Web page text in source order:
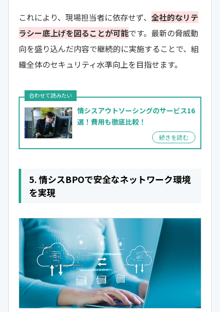
これにより、現場担当者に依存せず、 全社的なリテ
ラシー底上げを図ることが可能です。最新の脅威動
向を盛り込んだ内容で継続的に実施することで、組
織全体のセキュリティ水準向上を目指せます。
情シスアウトソーシングのサービス16
選！ 費用も徹底比較！
5. 情シスBPOで安全なネットワーク環境
を実現